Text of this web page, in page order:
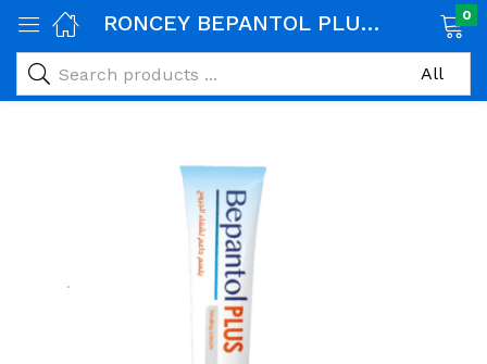
alimentaires)
RONCEY BEPANTOL PLUS CREME CICATRISANTE 30GR 0